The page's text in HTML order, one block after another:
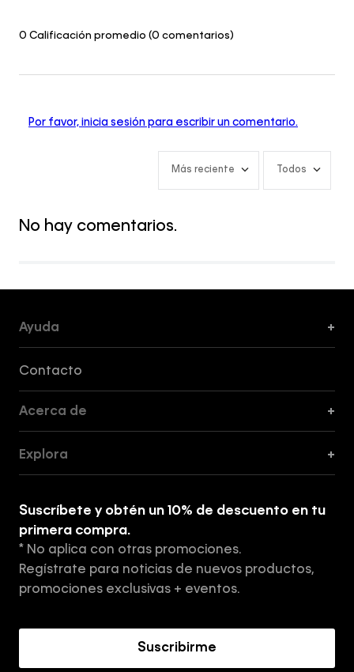
0 Calificación promedio (0 comentarios)
Por favor, inicia sesión para escribir un comentario.
Más reciente Todos
No hay comentarios.
Ayuda +
Contacto
Acerca de +
Tiendas
Aviso de privacidad
Términos y Condiciones
Explora +
Suscríbete y obtén un 10% de descuento en tu
primera compra.
* No aplica con otras promociones.
Regístrate para noticias de nuevos productos,
promociones exclusivas + eventos.
Suscribirme